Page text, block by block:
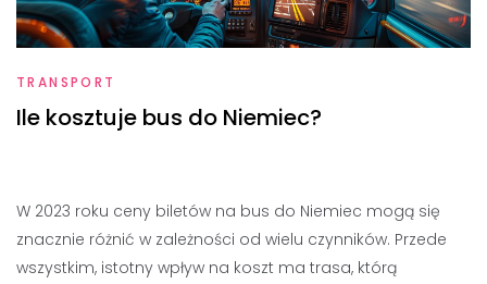
TRANSPORT
Ile kosztuje bus do Niemiec?
W 2023 roku ceny biletów na bus do Niemiec mogą się
znacznie różnić w zależności od wielu czynników. Przede
wszystkim, istotny wpływ na koszt ma trasa, którą